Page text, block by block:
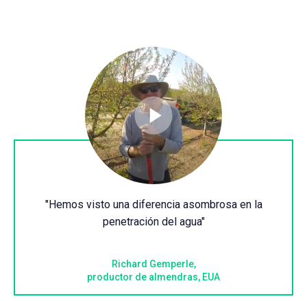
"Hemos visto una diferencia asombrosa en la
penetración del agua"
Richard Gemperle,
productor de almendras, EUA